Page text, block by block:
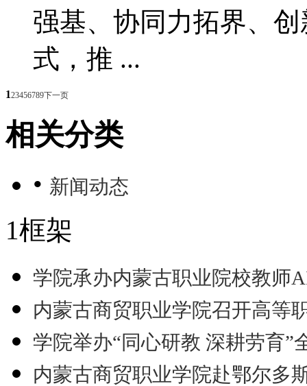
强基、协同力拓界、
式，推 ...
123456789下一页
相关分类
• 新闻动态
1框架
学院承办内蒙古职业院校教师
内蒙古商贸职业学院召开高等
学院举办“同心研教 深耕劳育”
内蒙古商贸职业学院赴鄂尔多